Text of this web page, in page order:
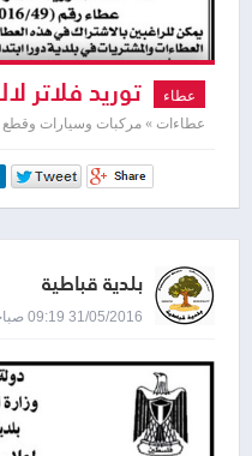
عطاء توريد فلاتر
عطاءات » مركبات وسيارات وقطع
بلدية قباطية
31/05/2016 09:19 صباحاً